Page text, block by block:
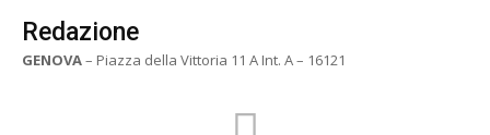
Redazione
GENOVA– Piazza della Vittoria 11 A Int. A – 16121